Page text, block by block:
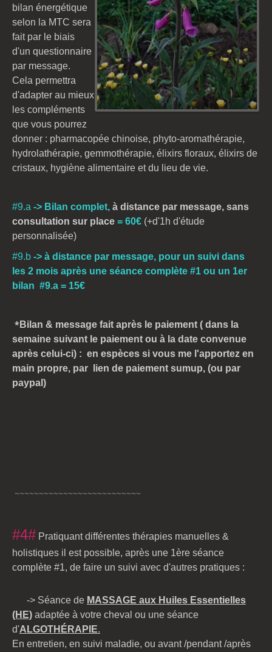
bilan énergétique
selon la MTC sera
fait par le biais
d'un questionnaire
par message.
Cela permettra
d'adapter au mieux
les compléments
que vous pourrez
donner : pharmacopée chinoise, phyto-aromathérapie,
hydrolathérapie, gemmothérapie, élixirs floraux, élixirs de
cristaux, hygiène alimentaire et du lieu de vie.
#9.a -> Bilan complet, à distance par message, sans
consultation sur place = 60€ (+d'1h d'étude
personnalisée)
#9.b -> à distance par message, pour un suivi dans
les 2 mois après une séance complète #1 ou un 1er
bilan #9.a = 15€
* Bilan & message fait après le paiement ( dans la
semaine suivant le paiement ou à la date convenue
après celui-ci) : en espèces si vous me l'apportez en
main propre, par lien de paiement sumup, (ou par
paypal)
~~~~~~~~~~~~~~~~~~~~~~~~~~
#4#Pratiquant différentes thérapies manuelles &
holistiques il est possible, après une 1ère séance
complète #1, de faire un suivi avec d'autres pratiques :
-> Séance de MASSAGE aux Huiles Essentielles
(HE) adaptée à votre cheval ou une séance
d'ALGOTHÉRAPIE.
En entretien, en suivi maladie, ou avant /pendant /après